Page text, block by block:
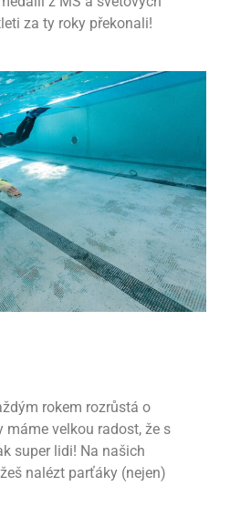
za ty roky překonali!
rokem rozrůstá o
máme velkou radost, že s
super lidi! Na našich
nalézt parťáky (nejen)